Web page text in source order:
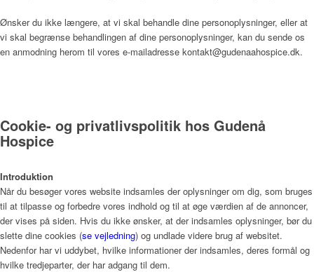
Pjece om Frivillighed på Gudenå Hospice (PDF)
Nyheder
Ønsker du ikke længere, at vi skal behandle dine personoplysninger, eller at
vi skal begrænse behandlingen af dine personoplysninger, kan du sende os
en anmodning herom til vores e-mailadresse kontakt@gudenaahospice.dk.
Cookie- og privatlivspolitik hos Gudenå
Hospice
Introduktion
Når du besøger vores website indsamles der oplysninger om dig, som bruges
til at tilpasse og forbedre vores indhold og til at øge værdien af de annoncer,
der vises på siden. Hvis du ikke ønsker, at der indsamles oplysninger, bør du
slette dine cookies (se vejledning) og undlade videre brug af websitet.
Nedenfor har vi uddybet, hvilke informationer der indsamles, deres formål og
hvilke tredjeparter, der har adgang til dem.